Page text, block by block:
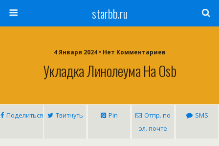
starbb.ru
4 Января 2024 • Нет Комментариев
Укладка Линолеума На Osb
Поделиться Твитнуть Pin
Отпр. по
эл. почте
SMS